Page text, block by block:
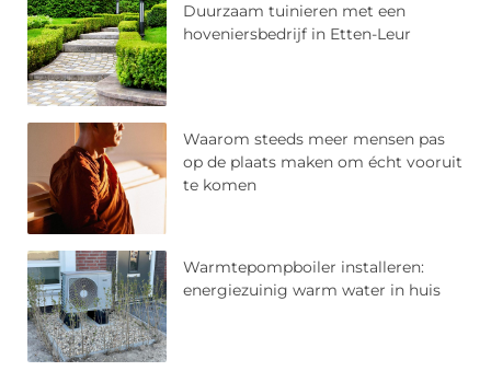
Duurzaam tuinieren met een
hoveniersbedrijf in Etten-Leur
Waarom steeds meer mensen pas
op de plaats maken om écht vooruit
te komen
Warmtepompboiler installeren:
energiezuinig warm water in huis